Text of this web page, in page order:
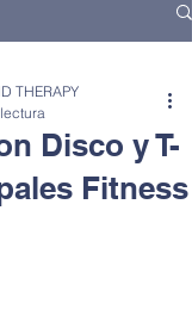
Disco y T-
Fitness
THERAPY